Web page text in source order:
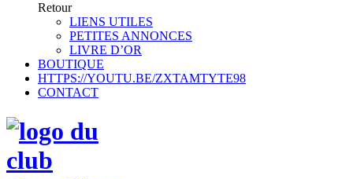
Retour
LIENS UTILES
PETITES ANNONCES
LIVRE D’OR
BOUTIQUE
HTTPS://YOUTU.BE/ZXTAMTYTE98
CONTACT